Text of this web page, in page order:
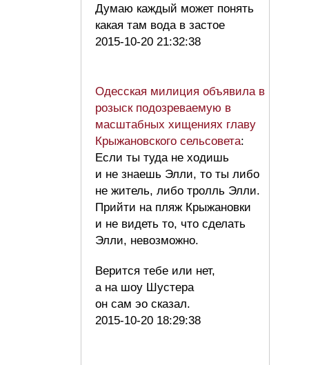
Думаю каждый может понять
какая там вода в застое
2015-10-20 21:32:38
Одесская милиция объявила в
розыск подозреваемую в
масштабных хищениях главу
Крыжановского сельсовета:
Если ты туда не ходишь
и не знаешь Элли, то ты либо
не житель, либо тролль Элли.
Прийти на пляж Крыжановки
и не видеть то, что сделать
Элли, невозможно.
Верится тебе или нет,
а на шоу Шустера
он сам эо сказал.
2015-10-20 18:29:38